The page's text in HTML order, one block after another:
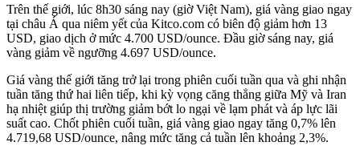
Trên thế giới, lúc 8h30 sáng nay (giờ Việt Nam), giá vàng giao ngay
tại châu Á qua niêm yết của Kitco.com có biên độ giảm hơn 13
USD, giao dịch ở mức 4.700 USD/ounce. Đầu giờ sáng nay, giá
vàng giảm về ngưỡng 4.697 USD/ounce.
Giá vàng thế giới tăng trở lại trong phiên cuối tuần qua và ghi nhận
tuần tăng thứ hai liên tiếp, khi kỳ vọng căng thẳng giữa Mỹ và Iran
hạ nhiệt giúp thị trường giảm bớt lo ngại về lạm phát và áp lực lãi
suất cao. Chốt phiên cuối tuần, giá vàng giao ngay tăng 0,7% lên
4.719,68 USD/ounce, nâng mức tăng cả tuần lên khoảng 2,3%.